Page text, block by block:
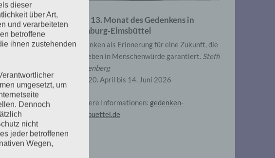
die Richterin
die heute
können.
Zum 13. Monat des Gedenkens in
Hamburg-Eimsbüttel
Gedenken als Erinnerung für eine Zukunft, die
ein Leben in Menschenwürde garantiert. Steffi
Wittenberg
Vom 20. April bis 14. Juni 2026
Weitere Informationen: gedenken-
eimsbuettel.de
dieser
über Art,
und verarbeiteten
betroffene
ihnen zustehenden
umgesetzt, um
Dennoch
nicht
jeder betroffenen
Wegen,